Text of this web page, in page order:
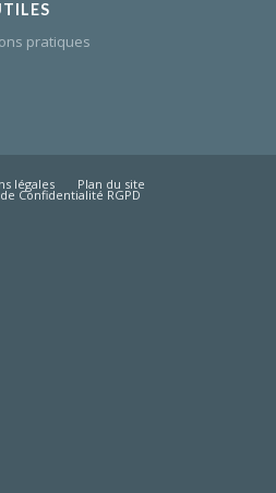
pratiques
légales Plan du site
Confidentialité RGPD